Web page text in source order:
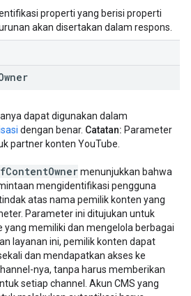
properti yang berisi properti
akan disertakan dalam respons.
dapat digunakan dalam
dengan benar. Catatan: Parameter
partner konten YouTube.
ContentOwnermenunjukkan bahwa
mengidentifikasi pengguna
atas nama pemilik konten yang
Parameter ini ditujukan untuk
yang memiliki dan mengelola berbagai
layanan ini, pemilik konten dapat
dan mendapatkan akses ke
nya, tanpa harus memberikan
setiap channel. Akun CMS yang